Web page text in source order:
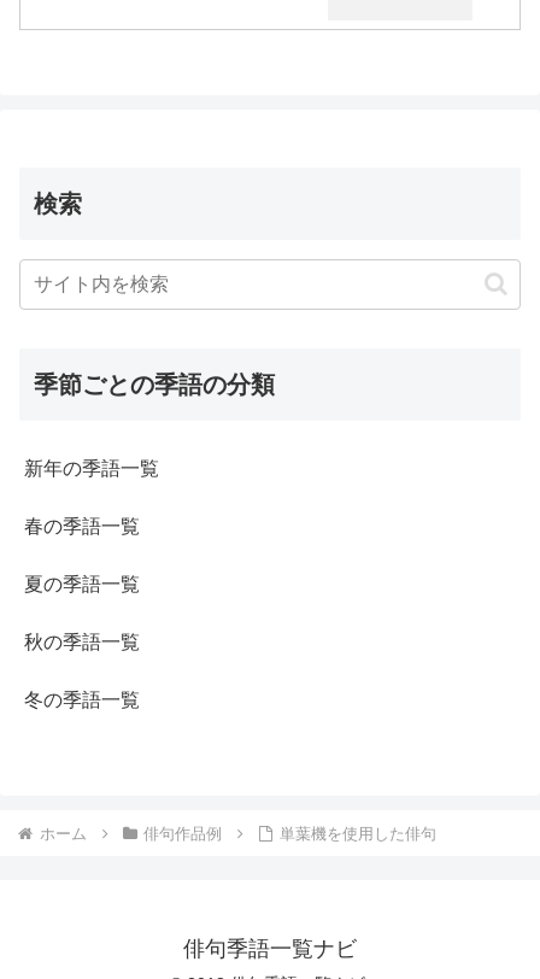
検索
季節ごとの季語の分類
新年の季語一覧
春の季語一覧
夏の季語一覧
秋の季語一覧
冬の季語一覧
ホーム 俳句作品例 単葉機を使用した俳句
俳句季語一覧ナビ